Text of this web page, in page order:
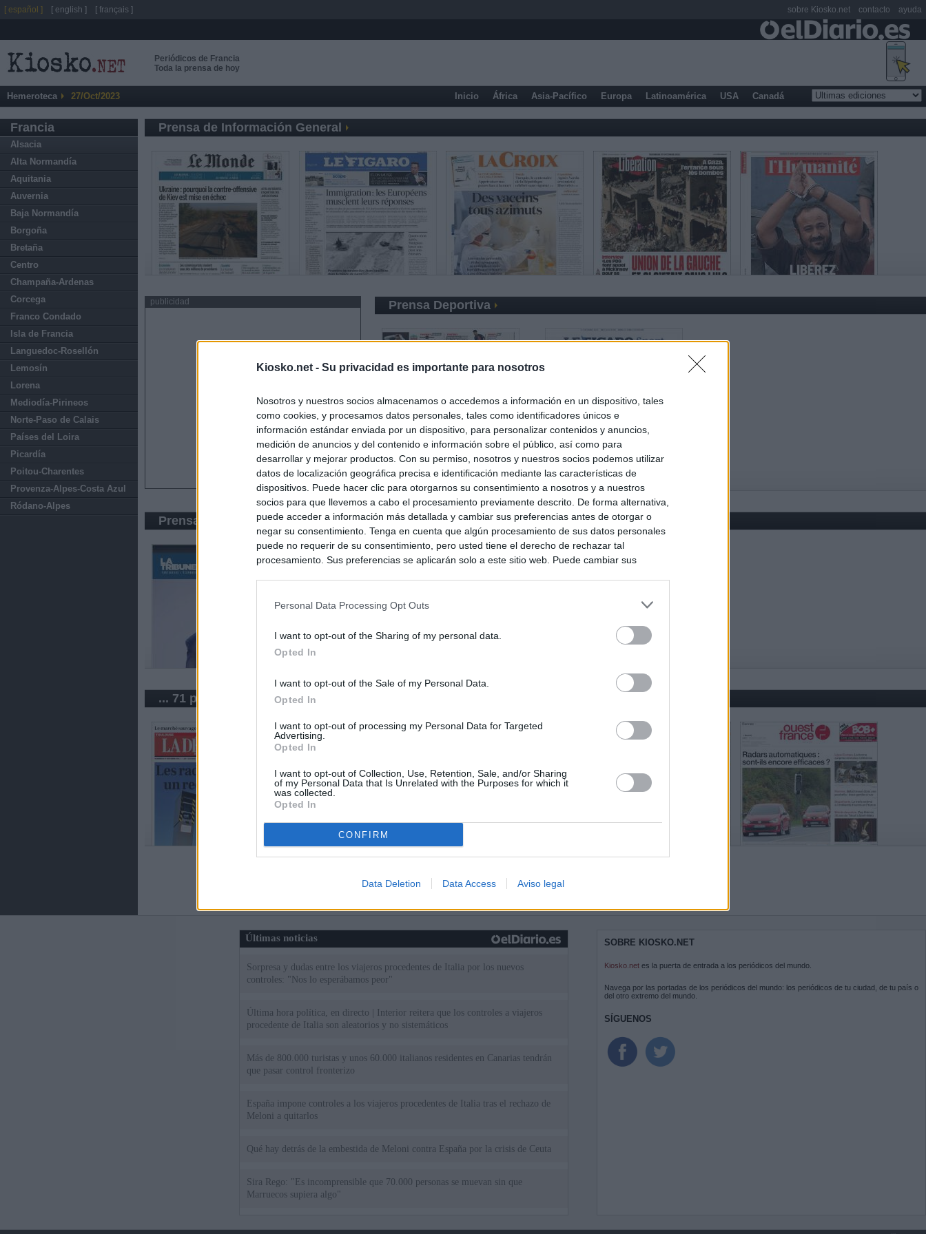
Kiosko.net - Su privacidad es importante para nosotros
Nosotros y nuestros socios almacenamos o accedemos a información en un dispositivo, tales
como cookies, y procesamos datos personales, tales como identificadores únicos e
información estándar enviada por un dispositivo, para personalizar contenidos y anuncios,
medición de anuncios y del contenido e información sobre el público, así como para
desarrollar y mejorar productos. Con su permiso, nosotros y nuestros socios podemos utilizar
datos de localización geográfica precisa e identificación mediante las características de
dispositivos. Puede hacer clic para otorgarnos su consentimiento a nosotros y a nuestros
socios para que llevemos a cabo el procesamiento previamente descrito. De forma alternativa,
puede acceder a información más detallada y cambiar sus preferencias antes de otorgar o
negar su consentimiento. Tenga en cuenta que algún procesamiento de sus datos personales
puede no requerir de su consentimiento, pero usted tiene el derecho de rechazar tal
procesamiento. Sus preferencias se aplicarán solo a este sitio web. Puede cambiar sus
Personal Data Processing Opt Outs
I want to opt-out of the Sharing of my personal data.
Opted In
I want to opt-out of the Sale of my Personal Data.
Opted In
I want to opt-out of processing my Personal Data for Targeted
Advertising.
Opted In
I want to opt-out of Collection, Use, Retention, Sale, and/or Sharing
of my Personal Data that Is Unrelated with the Purposes for which it
was collected.
Opted In
CONFIRM
Data Deletion Data Access Aviso legal
Periódicos de Francia
Toda la prensa de hoy
Hemeroteca 27/Oct/2023 Inicio África Asia-Pacífico Europa Latinoamérica USA Canadá
Francia
Alsacia
Alta Normandía
Aquitania
Auvernia
Baja Normandía
Borgoña
Bretaña
Centro
Champaña-Ardenas
Corcega
Franco Condado
Isla de Francia
Languedoc-Rosellón
Lemosín
Lorena
Mediodía-Pirineos
Norte-Paso de Calais
Países del Loira
Picardía
Poitou-Charentes
Provenza-Alpes-Costa Azul
Ródano-Alpes
Prensa de Información General
publicidad Prensa Deportiva
Prensa Económica
... 71 periódicos de Francia
Últimas noticias
Sorpresa y dudas entre los viajeros procedentes de Italia por los nuevos
controles: "Nos lo esperábamos peor"
Última hora política, en directo | Interior reitera que los controles a viajeros
procedente de Italia son aleatorios y no sistemáticos
Más de 800.000 turistas y unos 60.000 italianos residentes en Canarias tendrán
que pasar control fronterizo
España impone controles a los viajeros procedentes de Italia tras el rechazo de
Meloni a quitarlos
Qué hay detrás de la embestida de Meloni contra España por la crisis de Ceuta
Sira Rego: "Es incomprensible que 70.000 personas se muevan sin que
Marruecos supiera algo"
SOBRE KIOSKO.NET
Kiosko.net es la puerta de entrada a los periódicos del mundo.
Navega por las portadas de los periódicos del mundo: los periódicos de tu ciudad, de tu país o
del otro extremo del mundo.
SÍGUENOS
[ español ] [ english ] [ français ] sobre Kiosko.net contacto ayuda